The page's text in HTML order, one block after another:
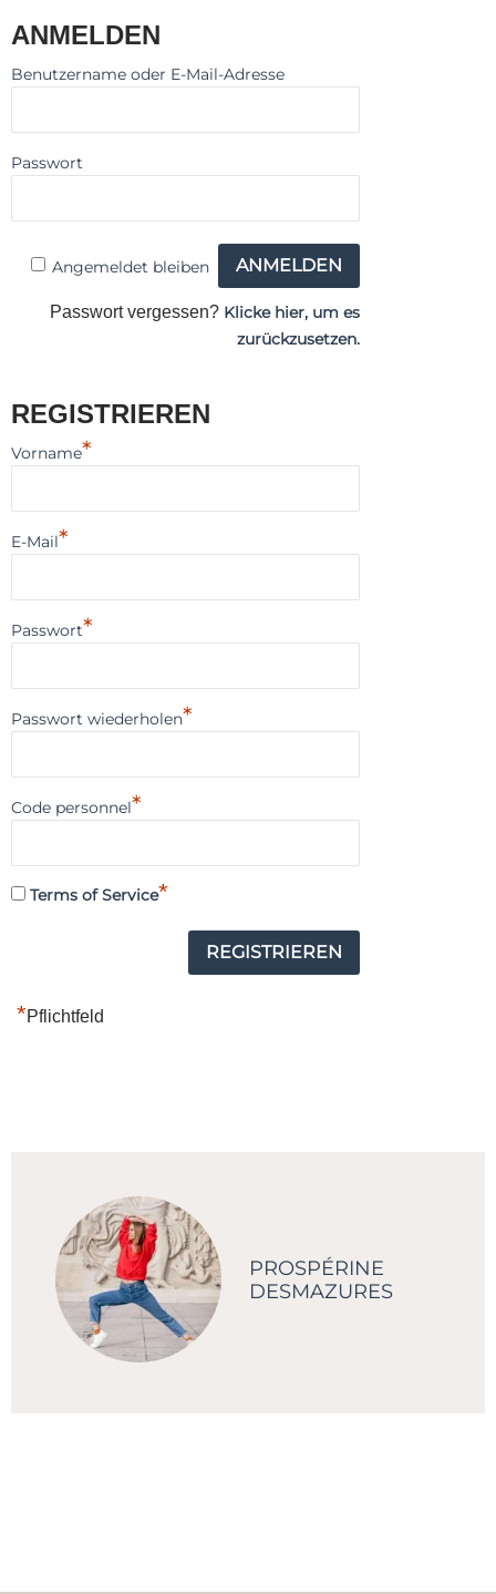
ANMELDEN
Benutzername oder E-Mail-Adresse
Passwort
Angemeldet bleiben
Passwort vergessen? Klicke hier, um es
zurückzusetzen.
REGISTRIEREN
Vorname*
E-Mail*
Passwort*
Passwort wiederholen*
Code personnel*
Terms of Service*
*Pflichtfeld
PROSPÉRINE
DESMAZURES